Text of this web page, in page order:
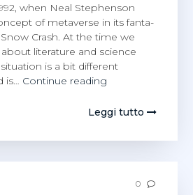
when Neal Stephenson
of metaverse in its fanta-
Crash. At the time we
literature and science
is a bit different
is… Continue reading
news:
Davos
Forum,
Leggi tutto
0